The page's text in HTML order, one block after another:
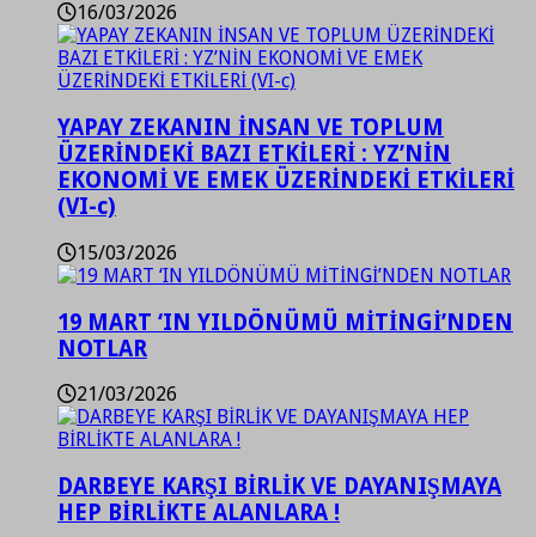
16/03/2026
YAPAY ZEKANIN İNSAN VE TOPLUM
ÜZERİNDEKİ BAZI ETKİLERİ : YZ’NİN
EKONOMİ VE EMEK ÜZERİNDEKİ ETKİLERİ
(VI-c)
15/03/2026
19 MART ‘IN YILDÖNÜMÜ MİTİNGİ’NDEN
NOTLAR
21/03/2026
DARBEYE KARŞI BİRLİK VE DAYANIŞMAYA
HEP BİRLİKTE ALANLARA !